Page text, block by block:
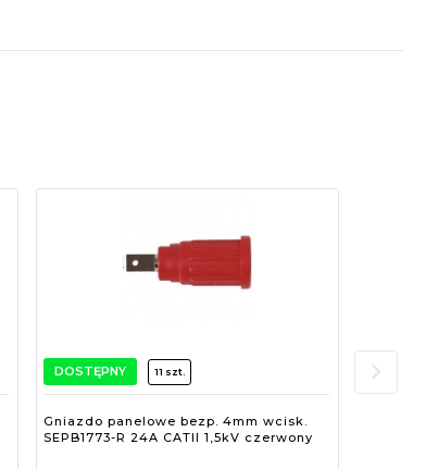
DOSTĘPNY 11 szt.
Gniazdo panelowe bezp. 4mm wcisk.
SEPB1773-R 24A CATII 1,5kV czerwony